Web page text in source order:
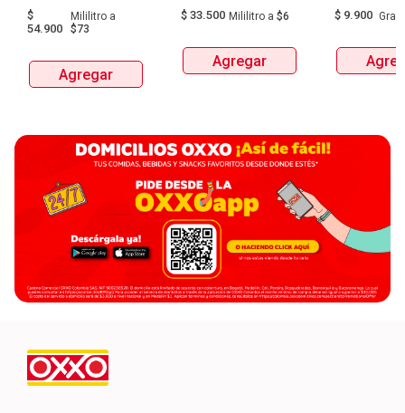
De Manzanares
$
54.900
Mililitroa
$73
Agregar
$ 33.500 Mililitro a $6
Agregar
$ 9.900